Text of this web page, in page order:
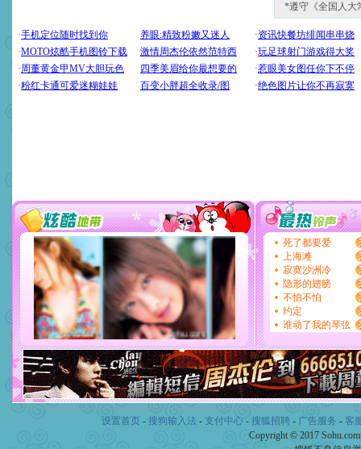
*遵守《全国人大
设置首页 - 搜狗输入法 - 支付中心- 搜狐招聘- 广告服务 - 客
Copyright © 2017